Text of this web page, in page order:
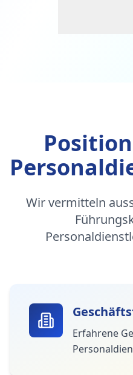
Wir vermitteln
Erfahrene